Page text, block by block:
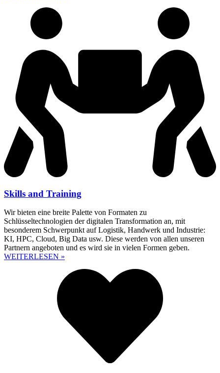
Skills and Training
Wir bieten eine breite Palette von Formaten zu
Schlüsseltechnologien der digitalen Transformation an, mit
besonderem Schwerpunkt auf Logistik, Handwerk und Industrie:
KI, HPC, Cloud, Big Data usw. Diese werden von allen unseren
Partnern angeboten und es wird sie in vielen Formen geben.
WEITERLESEN »